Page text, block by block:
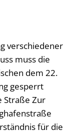
verschiedener
muss die
dem 22.
gesperrt
Straße Zur
für die